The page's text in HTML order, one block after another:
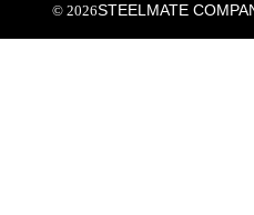
© 2026STEELMATE